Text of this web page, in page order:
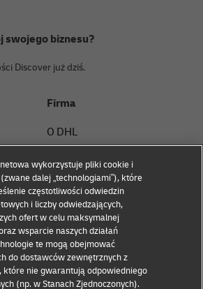
swojego biznesu?
Discover już dziś.
B2B
Firma
O DHL
Skontaktuj się z nami
Centrum prasowe
Zrównoważony rozwój
Informacje prawne
Warunki korzystania
wykorzystuje pliki cookie i
dalej „technologiami”), które
częstotliwości odwiedzin
i liczby odwiedzających,
ofert w celu maksymalnej
wsparcie naszych działań
te mogą obejmować
do dostawców zewnętrznych z
które nie gwarantują odpowiedniego
(np. w Stanach Zjednoczonych).